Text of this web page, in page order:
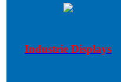
Industrie Displays